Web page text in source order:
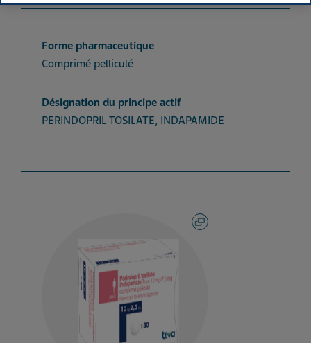
Forme pharmaceutique
Comprimé pelliculé
Désignation du principe actif
PERINDOPRIL TOSILATE, INDAPAMIDE